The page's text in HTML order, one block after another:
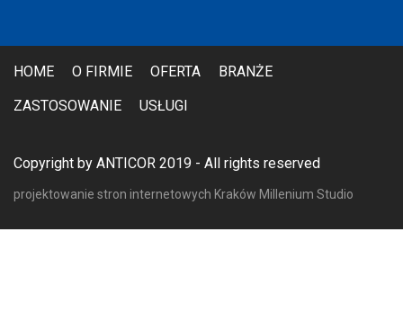
HOME O FIRMIE OFERTA
BRANŻE
ZASTOSOWANIE
USŁUGI
Copyright by ANTICOR 2019 - All rights reserved
projektowanie stron internetowych Kraków Millenium Studio